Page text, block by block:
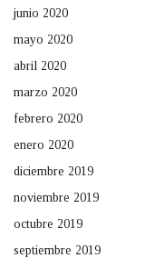
junio 2020
mayo 2020
abril 2020
marzo 2020
febrero 2020
enero 2020
diciembre 2019
noviembre 2019
octubre 2019
septiembre 2019